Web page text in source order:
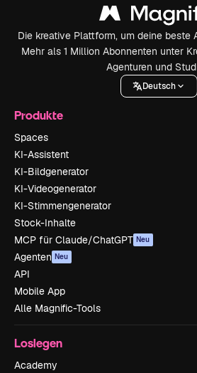
Die kreative Plattform, um deine beste
Mehr als 1 Million Abonnenten unter
Agenturen und
Deutsch
Produkte
Spaces
KI-Assistent
KI-Bildgenerator
KI-Videogenerator
KI-Stimmengenerator
Stock-Inhalte
MCP für Claude/ChatGPT Neu
Agenten Neu
API
Mobile App
Alle Magnific-Tools
Loslegen
Academy